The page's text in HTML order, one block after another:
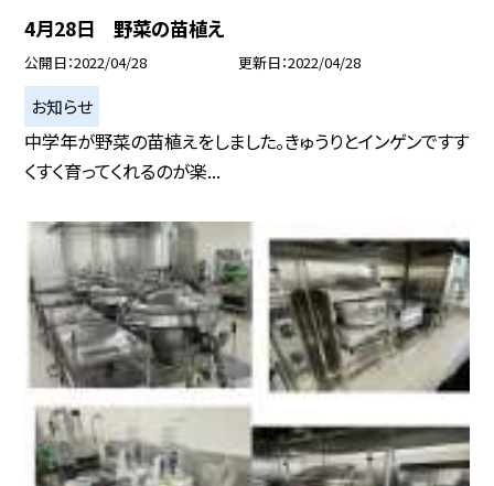
4月28日 野菜の苗植え
公開日 2022/04/28 更新日 2022/04/28
お知らせ
中学年が野菜の苗植えをしました。きゅうりとインゲンですす
くすく育ってくれるのが楽...